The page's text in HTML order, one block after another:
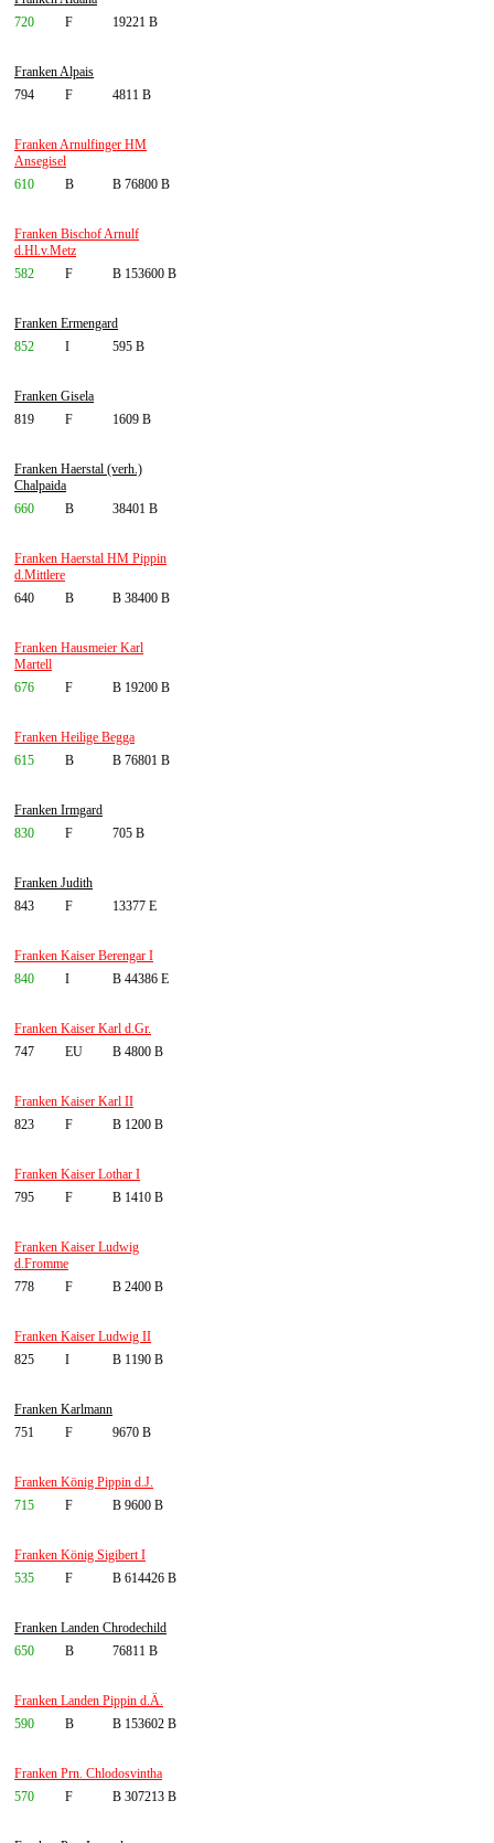
720
F 19221 B
Franken Alpais
794
F 4811 B
Franken Arnulfinger HM
Ansegisel
610
B B 76800 B
Franken Bischof Arnulf
d.Hl.v.Metz
582
F B 153600 B
Franken Ermengard
852
I 595 B
Franken Gisela
819
F 1609 B
Franken Haerstal (verh.)
Chalpaida
660
B 38401 B
Franken Haerstal HM Pippin
d.Mittlere
640
B B 38400 B
Franken Hausmeier Karl
Martell
676
F B 19200 B
Franken Heilige Begga
615
B B 76801 B
Franken Irmgard
830
F 705 B
Franken Judith
843
F 13377 E
Franken Kaiser Berengar I
840
I B 44386 E
Franken Kaiser Karl d.Gr.
747
EU B 4800 B
Franken Kaiser Karl II
823
F B 1200 B
Franken Kaiser Lothar I
795
F B 1410 B
Franken Kaiser Ludwig
d.Fromme
778
F B 2400 B
Franken Kaiser Ludwig II
825
I B 1190 B
Franken Karlmann
751
F 9670 B
Franken König Pippin d.J.
715
F B 9600 B
Franken König Sigibert I
535
F B 614426 B
Franken Landen Chrodechild
650
B 76811 B
Franken Landen Pippin d.Ä.
590
B B 153602 B
Franken Prn. Chlodosvintha
570
F B 307213 B